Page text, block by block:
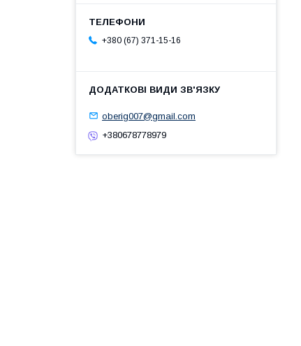
+380 (67) 371-15-16
oberig007@gmail.com
+380678778979